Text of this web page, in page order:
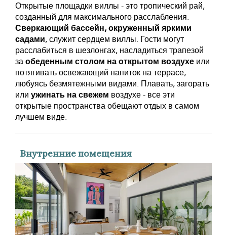
Открытые площадки виллы - это тропический рай,
созданный для максимального расслабления.
Сверкающий бассейн, окруженный яркими
садами, служит сердцем виллы. Гости могут
расслабиться в шезлонгах, насладиться трапезой
заобеденным столом на открытом воздухе или
потягивать освежающий напиток на террасе,
любуясь безмятежными видами. Плавать, загорать
или ужинать на свежем воздухе - все эти
открытые пространства обещают отдых в самом
лучшем виде.
Внутренние помещения